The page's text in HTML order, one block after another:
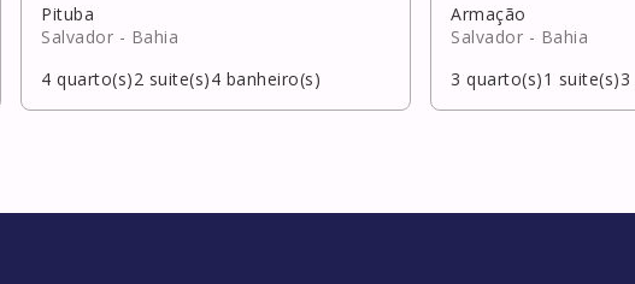
Pituba
Salvador - Bahia
4 quarto(s)2 suite(s)4 banheiro(s)
Armação
Salvador - Bahia
3 quarto(s)1 suite(s)3